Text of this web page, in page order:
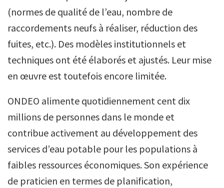
(normes de qualité de l’eau, nombre de
raccordements neufs à réaliser, réduction des
fuites, etc.). Des modèles institutionnels et
techniques ont été élaborés et ajustés. Leur mise
en œuvre est toutefois encore limitée.
ONDEO alimente quotidiennement cent dix
millions de personnes dans le monde et
contribue activement au développement des
services d’eau potable pour les populations à
faibles ressources économiques. Son expérience
de praticien en termes de planification,